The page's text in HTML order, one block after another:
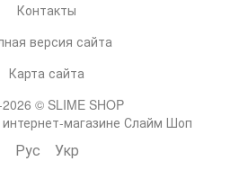
Контакты
версия сайта
Карта сайта
© SLIME SHOP
магазине Слайм Шоп
Рус Укр